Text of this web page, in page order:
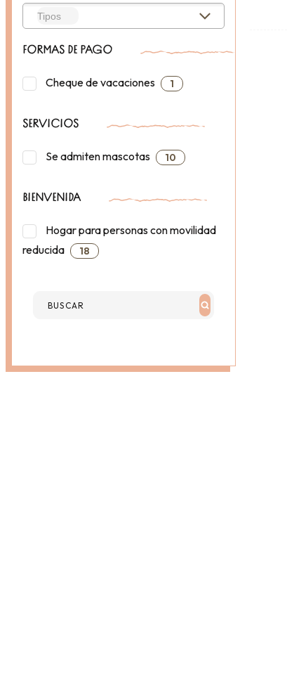
FORMAS DE PAGO
Cheque de vacaciones 1
SERVICIOS
Se admiten mascotas 10
BIENVENIDA
Hogar para personas con movilidad
reducida
18